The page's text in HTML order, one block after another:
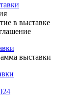
в выставке
выставки